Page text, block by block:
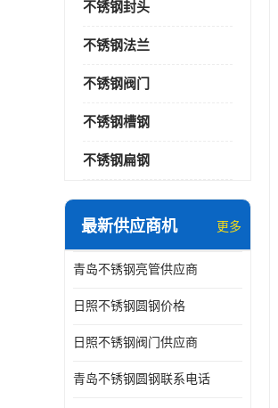
不锈钢封头
不锈钢法兰
不锈钢阀门
不锈钢槽钢
不锈钢扁钢
最新供应商机 更多
青岛不锈钢亮管供应商
日照不锈钢圆钢价格
日照不锈钢阀门供应商
青岛不锈钢圆钢联系电话